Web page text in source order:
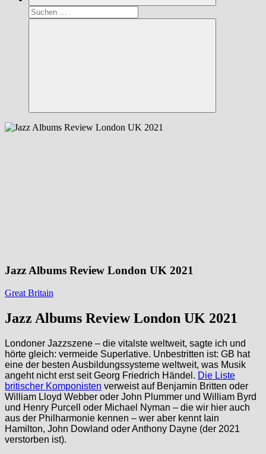
Suchen
nach:
Suchen
Jazz Albums Review London UK 2021
Great Britain
Jazz Albums Review London UK 2021
Londoner Jazzszene – die vitalste weltweit, sagte ich und
hörte gleich: vermeide Superlative. Unbestritten ist: GB hat
eine der besten Ausbildungssysteme weltweit, was Musik
angeht nicht erst seit Georg Friedrich Händel. Die Liste
britischer Komponisten verweist auf Benjamin Britten oder
William Lloyd Webber oder John Plummer und William Byrd
und Henry Purcell oder Michael Nyman – die wir hier auch
aus der Philharmonie kennen – wer aber kennt Iain
Hamilton, John Dowland oder Anthony Dayne (der 2021
verstorben ist).